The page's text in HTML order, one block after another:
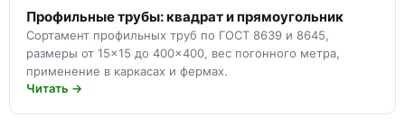
Профильные трубы: квадрат и прямоугольник
Сортамент профильных труб по ГОСТ 8639 и 8645,
размеры от 15×15 до 400×400, вес погонного метра,
применение в каркасах и фермах.
Читать →